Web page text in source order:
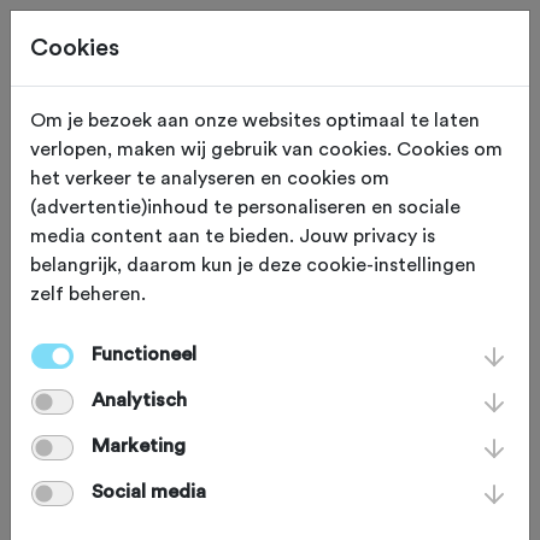
TRAINING Gewijzigd op 20 juni 2024
Beginnen met
klimmen. Deel 2:
interval
De eerste weken van het nieuwe
wielerseizoen hebben in het teken
gestaan van de opbouw van de
Cookies
Om je bezoek aan onze websites optimaal te laten
verlopen, maken wij gebruik van cookies. Cookies om
het verkeer te analyseren en cookies om
(advertentie)inhoud te personaliseren en sociale
media content aan te bieden. Jouw privacy is
belangrijk, daarom kun je deze cookie-instellingen
zelf beheren.
Functioneel
Analytisch
Marketing
Social media